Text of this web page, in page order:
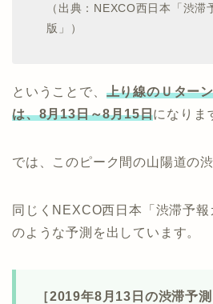
（出典：NEXCO西日本「渋滞
版」）
ということで、 上り線のＵター
は、8月13日～8月15日になりま
では、このピーク間の山陽道の
同じくNEXCO西日本「渋滞予
のような予測を出しています。
［2019年8月13日の渋滞予測